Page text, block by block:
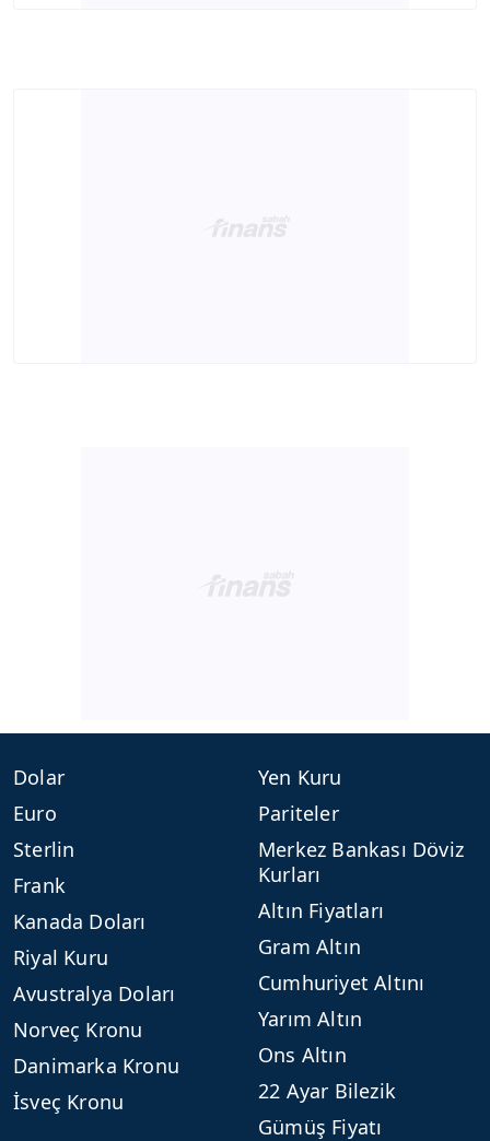
Dolar
Euro
Sterlin
Frank
Kanada Doları
Riyal Kuru
Avustralya Doları
Norveç Kronu
Danimarka Kronu
İsveç Kronu
Yen Kuru
Pariteler
Merkez Bankası Döviz
Kurları
Altın Fiyatları
Gram Altın
Cumhuriyet Altını
Yarım Altın
Ons Altın
22 Ayar Bilezik
Gümüş Fiyatı